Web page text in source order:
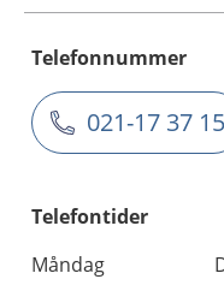
Telefonnummer
021-17 37 15
Telefontider
Måndag